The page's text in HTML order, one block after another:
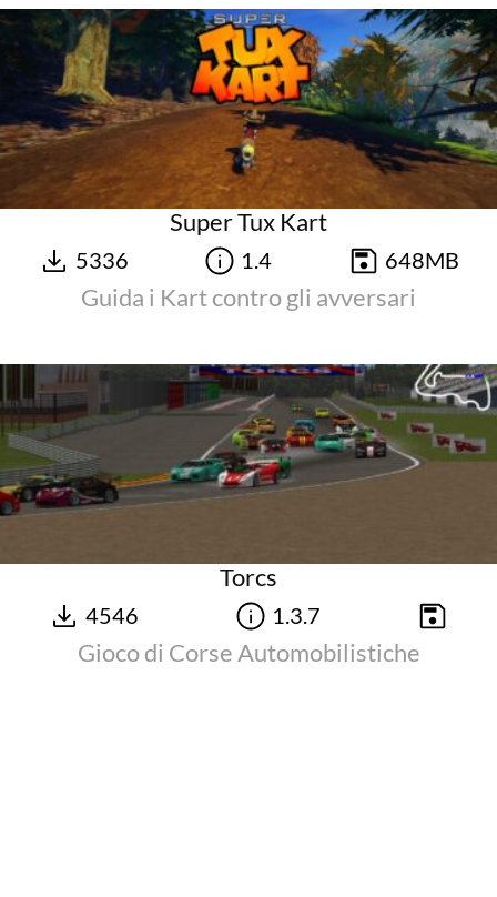
Super Tux Kart
5336 1.4 648MB
Guida i Kart contro gli avversari
Torcs
4546 1.3.7
Gioco di Corse Automobilistiche